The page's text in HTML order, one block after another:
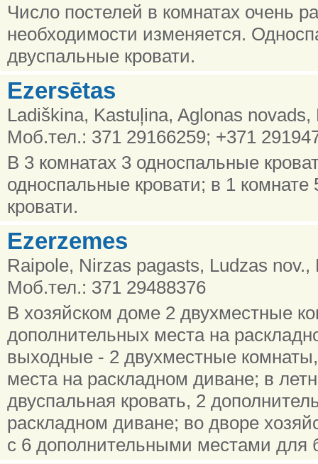
Число постелей в комнатах очень
необходимости изменяется.
двуспальные кровати.
Ezersētas
Ladiškina, Kastuļina, Aglonas novads,
Моб.тел.: 371 29166259; +371
В 3 комнатах 3 односпальные
односпальные кровати; в 1
кровати.
Ezerzemes
Raipole, Nirzas pagasts, Ludzas nov.,
Моб.тел.: 371 29488376
В хозяйском доме 2 двухместные
дополнительных места на
выходные - 2 двухместные
места на раскладном диване; в
двуспальная кровать, 2
раскладном диване; во дворе
с 6 дополнительными местами для